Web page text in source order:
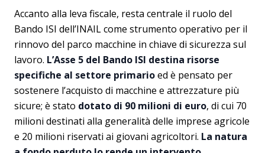
Accanto alla leva fiscale, resta centrale il ruolo del
Bando ISI dell’INAIL come strumento operativo per il
rinnovo del parco macchine in chiave di sicurezza sul
lavoro. L’Asse 5 del Bando ISI destina risorse
specifiche al settore primarioed è pensato per
sostenere l’acquisto di macchine e attrezzature più
sicure; è stato dotato di 90 milioni di euro, di cui 70
milioni destinati alla generalità delle imprese agricole
e 20 milioni riservati ai giovani agricoltori. La natura